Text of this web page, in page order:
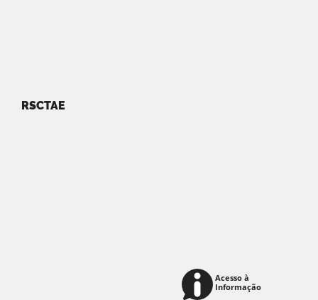
RSCTAE